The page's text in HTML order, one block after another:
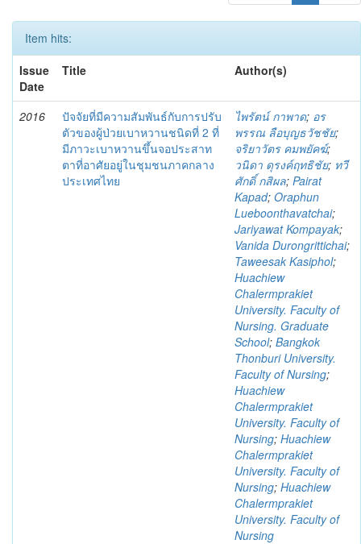
Item hits:
Issue
Date
Title Author(s)
2016
ปัจจัยที่มีความสัมพันธ์กับการปรับ
ตัวของผู้ป่วยเบาหวานชนิดที่ 2 ที่
มีภาวะเบาหวานขึ้นจอประสาท
ตาที่อาศัยอยู่ในชุมชนภาคกลาง
ประเทศไทย
ไพรัตน์ กาพาด; อร
พรรณ ลือบุญธวัชชัย;
จริยาวัตร คมพยัคฆ์;
วนิดา ดุรงค์ฤทธิชัย; ทวี
ศักดิ์ กสิผล; Pairat
Kapad; Oraphun
Lueboonthavatchai;
Jariyawat Kompayak;
Vanida Durongrittichai;
Taweesak Kasiphol;
Huachiew
Chalermprakiet
University. Faculty of
Nursing. Graduate
School; Bangkok
Thonburi University.
Faculty of Nursing;
Huachiew
Chalermprakiet
University. Faculty of
Nursing; Huachiew
Chalermprakiet
University. Faculty of
Nursing; Huachiew
Chalermprakiet
University. Faculty of
Nursing